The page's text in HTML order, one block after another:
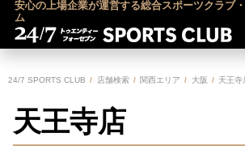
安心の上場企業が運営する総合スポーツクラブ
ム
24/7 SPORTS CLUB 店舗検索 関西エリア 大阪 天王寺
天王寺店